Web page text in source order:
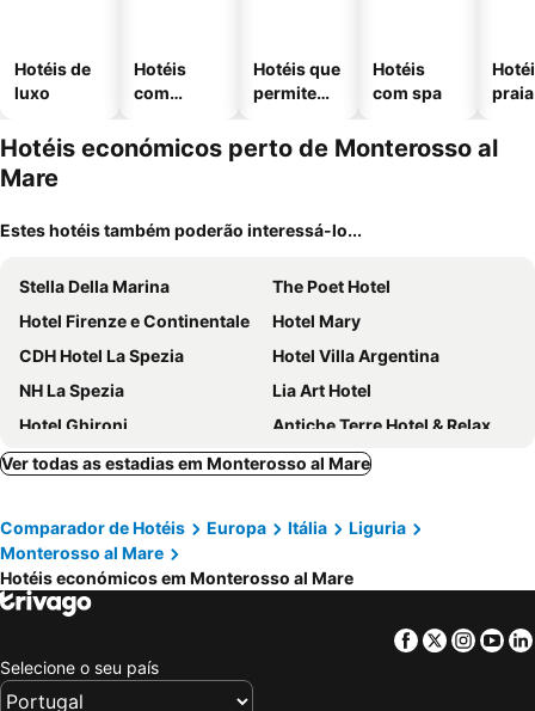
Hotéis de
luxo
Hotéis
com
Hotéis que
permitem
Hotéis
com spa
praia
Hotéis económicos perto de Monterosso al
Mare
Estes hotéis também poderão interessá-lo...
Stella Della Marina
The Poet Hotel
Hotel Firenze e Continentale
Hotel Mary
CDH Hotel La Spezia
Hotel Villa Argentina
NH La Spezia
Lia Art Hotel
Hotel Ghironi
Antiche Terre Hotel & Relax
Hotel Palme
Albergo Barbara
Hotiday Apartments La Spezia
Hotel Margherita
Hotel Gianni Franzi
Hotel Baia
Hotel La Colonnina
Hotel Sant'Anna
Ver todas as estadias em Monterosso al Mare
Comparador de Hotéis Europa Itália
Liguria
Monterosso al Mare
Hotéis económicos em Monterosso al Mare
Facebook
Twitter
Selecione o seu país